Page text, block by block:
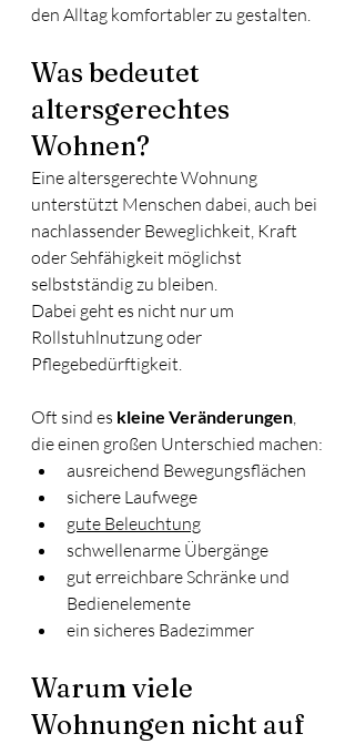
den Alltag komfortabler zu gestalten.
Was bedeutet
altersgerechtes
Wohnen?
Eine altersgerechte Wohnung
unterstützt Menschen dabei, auch bei
nachlassender Beweglichkeit, Kraft
oder Sehfähigkeit möglichst
selbstständig zu bleiben.
Dabei geht es nicht nur um
Rollstuhlnutzung oder
Pflegebedürftigkeit.
Oft sind es kleine Veränderungen,
die einen großen Unterschied machen:
ausreichend Bewegungsflächen
sichere Laufwege
gute Beleuchtung
schwellenarme Übergänge
gut erreichbare Schränke und
Bedienelemente
ein sicheres Badezimmer
Warum viele
Wohnungen nicht auf